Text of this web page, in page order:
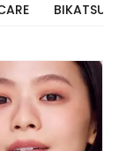
BIKATSU